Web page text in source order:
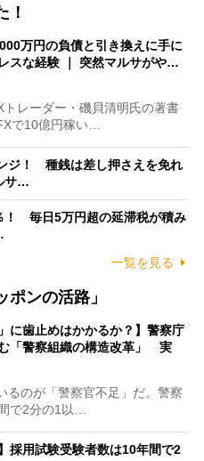
！
万円の負債と引き換えに手に
スな経験 ｜ 突然マルサがや…
レーダー・磯貝清明氏の著書
で10億円稼い…
ジ！ 種銭は差し押さえを免れ
サ…
！ 毎日5万円超の延滞税が積み
一覧を見る
ンの活路」
に歯止めはかかるか？】警察庁
「警察組織の構造改革」 実
のが「警察官不足」だ。警察
で2分の1以…
採用試験受験者数は10年間で2